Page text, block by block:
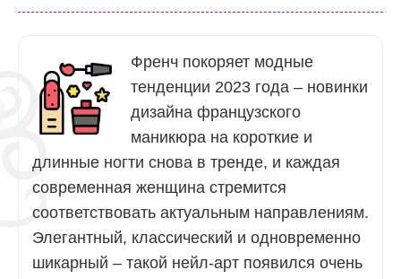
Френч покоряет модные
тенденции 2023 года – новинки
дизайна французского
маникюра на короткие и
длинные ногти снова в тренде, и каждая
современная женщина стремится
соответствовать актуальным направлениям.
Элегантный, классический и одновременно
шикарный – такой нейл-арт появился очень